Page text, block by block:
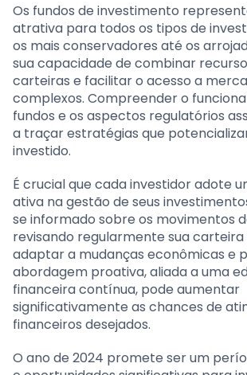
Os fundos de investimento
atrativa para todos os tipos de
os mais conservadores até os
sua capacidade de combinar
carteiras e facilitar o acesso a
complexos. Compreender o
fundos e os aspectos regulatórios
a traçar estratégias que
investido.
É crucial que cada investidor adote
ativa na gestão de seus
se informado sobre os movimentos
revisando regularmente sua carteira
adaptar a mudanças econômicas e
abordagem proativa, aliada a uma
financeira contínua, pode aumentar
significativamente as chances de
financeiros desejados.
O ano de 2024 promete ser um